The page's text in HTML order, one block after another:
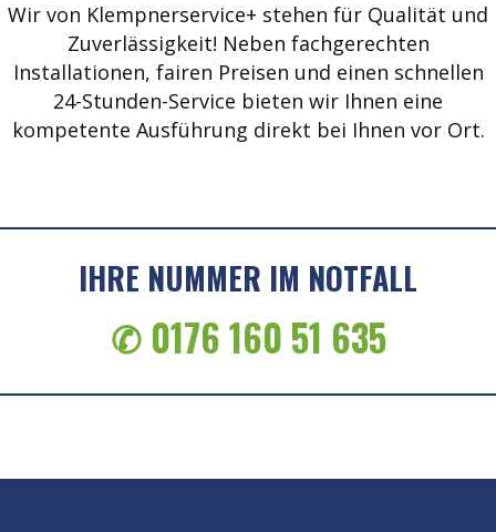
Wir von Klempnerservice+ stehen für Qualität und
Zuverlässigkeit! Neben fachgerechten
Installationen, fairen Preisen und einen schnellen
24-Stunden-Service bieten wir Ihnen eine
kompetente Ausführung direkt bei Ihnen vor Ort.
IHRE NUMMER IM NOTFALL
✆ 0176 160 51 635